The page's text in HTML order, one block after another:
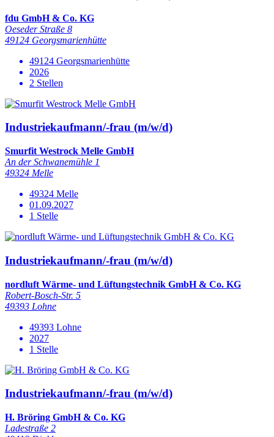
fdu GmbH & Co. KG
Oeseder Straße 8
49124 Georgsmarienhütte
49124 Georgsmarienhütte
2026
2 Stellen
Industriekaufmann/-frau (m/w/d)
Smurfit Westrock Melle GmbH
An der Schwanemühle 1
49324 Melle
49324 Melle
01.09.2027
1 Stelle
Industriekaufmann/-frau (m/w/d)
nordluft Wärme- und Lüftungstechnik GmbH & Co. KG
Robert-Bosch-Str. 5
49393 Lohne
49393 Lohne
2027
1 Stelle
Industriekaufmann/-frau (m/w/d)
H. Bröring GmbH & Co. KG
Ladestraße 2